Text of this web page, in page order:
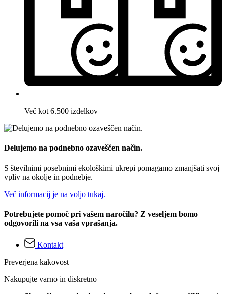
Več kot 6.500 izdelkov
Delujemo na podnebno ozaveščen način.
S številnimi posebnimi ekološkimi ukrepi pomagamo zmanjšati svoj
vpliv na okolje in podnebje.
Več informacij je na voljo tukaj.
Potrebujete pomoč pri vašem naročilu? Z veseljem bomo
odgovorili na vsa vaša vprašanja.
Kontakt
Preverjena kakovost
Nakupujte varno in diskretno